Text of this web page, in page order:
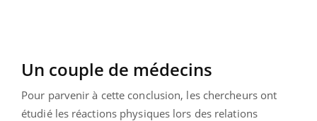
Un couple de médecins
Pour parvenir à cette conclusion, les chercheurs ont
étudié les réactions physiques lors des relations